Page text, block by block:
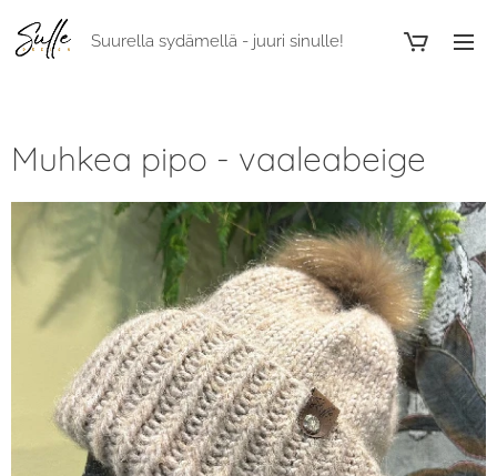
Suurella sydämellä - juuri sinulle!
Muhkea pipo - vaaleabeige